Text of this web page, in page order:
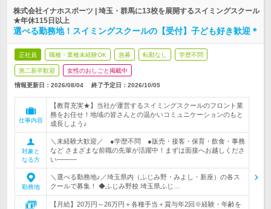
株式会社イナホスポーツ | 埼玉・群馬に13校を展開するスイミングスクール
★年休115日以上
選べる勤務地！スイミングスクールの【受付】子ども好き歓迎＊
正社員 職種・業種未経験OK 急募 転勤なし 学歴不問
第二新卒歓迎 女性のおしごと掲載中
情報更新日：2026/08/04 終了予定日： 2026/10/05
仕事内容
【教育充実★】当社が運営するスイミングスクールのフロント業
務をお任せ！地域の皆さんとの温かいコミュニケーションのもと
成長しよう♪
対象と
なる方
＼未経験大歓迎／ ●学歴不問 ●販売・接客・保育・飲食・事務
など さまざまな前職の先輩が活躍中！まずは面接へお越しくださ
い―――
勤務地
＼選べる勤務地♪／埼玉県内（ふじみ野・みよし・新座）の各ス
クールで募集！ ◆ふじみ野校 埼玉県ふじ…
【月給】20万円～26万円＋各種手当＋賞与年2回※経験・年齢を